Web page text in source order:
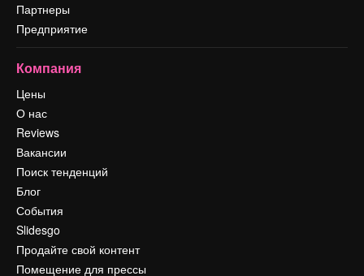
Партнеры
Предприятие
Компания
Цены
О нас
Reviews
Вакансии
Поиск тенденций
Блог
События
Slidesgo
Продайте свой контент
Помещение для прессы